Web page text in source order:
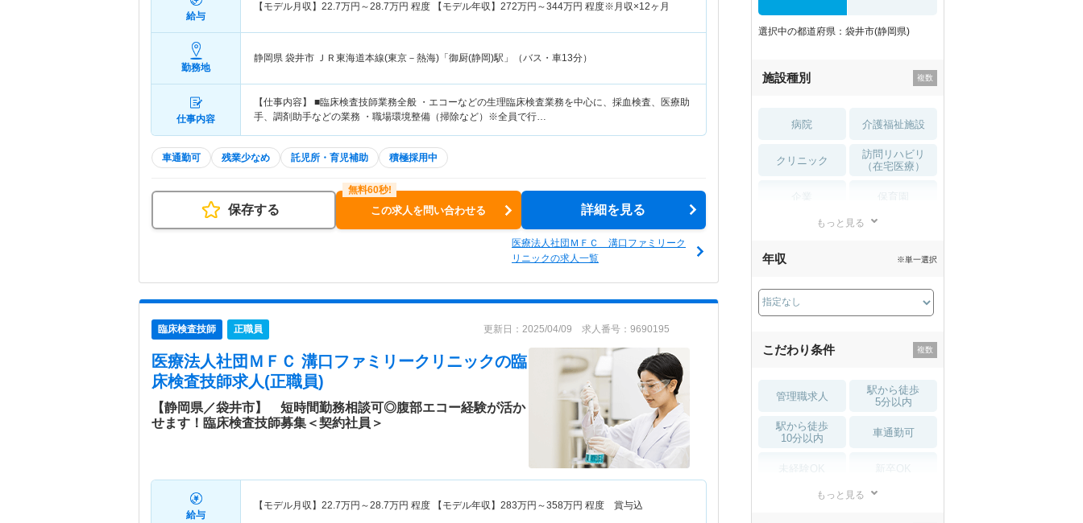
給与
【モデル月収】 22.7万円～28.7万円 程度 【モデル年収】 272万円～344万円 程度※月収×12ヶ月
勤務地
静岡県 袋井市 ＪＲ東海道本線(東京－熱海)「御厨(静岡)駅」（バス・車13分）
仕事内容
【仕事内容】 ■臨床検査技師業務全般 ・エコーなどの生理臨床検査業務を中心に、採血検査、医療助
手、調剤助手などの業務 ・職場環境整備（掃除など）※全員で行…
車通勤可 残業少なめ 託児所・育児補助 積極採用中
保存する この求人を問い合わせる 詳細を見る
医療法人社団ＭＦＣ 溝口ファミリーク
リニックの求人一覧
臨床検査技師 正職員 更新日：2025/04/09 求人番号：9690195
医療法人社団ＭＦＣ 溝口ファミリークリニックの臨
床検査技師求人(正職員)
【静岡県／袋井市】 短時間勤務相談可◎腹部エコー経験が活か
せます！臨床検査技師募集＜契約社員＞
給与
【モデル月収】 22.7万円～28.7万円 程度 【モデル年収】 283万円～358万円 程度 賞与込
選択中の都道府県：袋井市(静岡県)
施設種別
病院 介護福祉施設
クリニック
訪問リハビリ
（在宅医療）
薬局・
もっと見る
年収 ※単一選択
こだわり条件
管理職求人
駅から徒歩
5分以内
駅から徒歩
10分以内
車通勤可
もっと見る